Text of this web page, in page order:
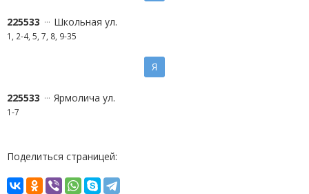
225533 Школьная ул.
1, 2-4, 5, 7, 8, 9-35
Я
225533 Ярмолича ул.
1-7
Поделиться страницей: